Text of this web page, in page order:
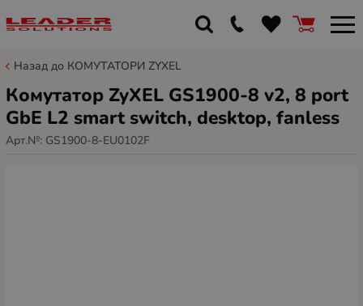
Назад до КОМУТАТОРИ ZYXEL
Комутатор ZyXEL GS1900-8 v2, 8 port
GbE L2 smart switch, desktop, fanless
Арт.№: GS1900-8-EU0102F